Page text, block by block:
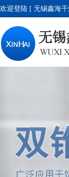
欢迎登陆 [ 无锡鑫海